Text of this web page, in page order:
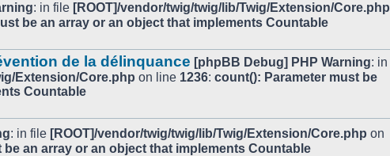
: in file [ROOT]/vendor/twig/twig/lib/Twig/Extension/Core.php
be an array or an object that implements Countable
de la délinquance [phpBB Debug] PHP Warning: in
Extension/Core.php on line 1236: count(): Parameter must be
Countable
: in file [ROOT]/vendor/twig/twig/lib/Twig/Extension/Core.php on
an array or an object that implements Countable